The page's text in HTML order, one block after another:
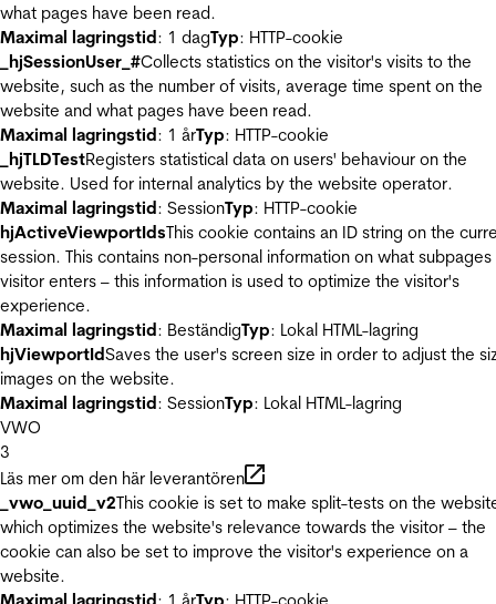
what pages have been read.
Maximal lagringstid: 1 dagTyp: HTTP-cookie
_hjSessionUser_#Collects statistics on the visitor's visits to the
website, such as the number of visits, average time spent on the
website and what pages have been read.
Maximal lagringstid: 1 årTyp: HTTP-cookie
_hjTLDTestRegisters statistical data on users' behaviour on the
website. Used for internal analytics by the website operator.
Maximal lagringstid: SessionTyp: HTTP-cookie
hjActiveViewportIdsThis cookie contains an ID string on the
session. This contains non-personal information on what
visitor enters – this information is used to optimize the visitor's
experience.
Maximal lagringstid: BeständigTyp: Lokal HTML-lagring
hjViewportIdSaves the user's screen size in order to adjust the
images on the website.
Maximal lagringstid: SessionTyp: Lokal HTML-lagring
VWO
3
Läs mer om den här leverantören
_vwo_uuid_v2This cookie is set to make split-tests on the
which optimizes the website's relevance towards the visitor – the
cookie can also be set to improve the visitor's experience on a
website.